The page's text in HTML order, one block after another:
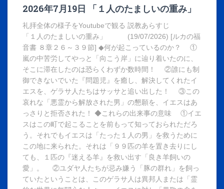
2026年7月19日 「１人のたましいの重み」
礼拝全体の様子をYoutubeで観る 説教あらすじ
「１人のたましいの重み」 (19/07/2026) [ルカの福
音書 ８章２６～３９節] ◆何が起こっているのか？ ①
嵐の中苦労してやっと「向こう岸」に辿り着いたのに、
そこに滞在したのは恐らくわずか数時間！ ②誰にも制
御できないでいた『問題児』を癒し、解決してくれたイ
エスを、ゲラサ人たちはサッサと追い出した！ ③この
哀れな「悪霊から解放された男」の懇願を、イエスはあ
っさりと拒否された！ ◆これらの出来事の意味 ①イエ
スはこの町で起こることを前もって知っておられただろ
う。それでもイエスは「たった１人の男」を救うために
この地に来られた。それは「９９匹の羊を置き去りにし
ても、１匹の『迷える羊』を救い出す「良き羊飼いの
愛」。 ②ユダヤ人たちが忌み嫌う「豚の群れ」を飼っ
ていたということは、このゲラサ人は異邦人または「霊